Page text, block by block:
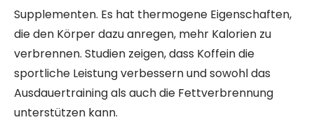
Supplementen. Es hat thermogene Eigenschaften,
die den Körper dazu anregen, mehr Kalorien zu
verbrennen. Studien zeigen, dass Koffein die
sportliche Leistung verbessern und sowohl das
Ausdauertraining als auch die Fettverbrennung
unterstützen kann.